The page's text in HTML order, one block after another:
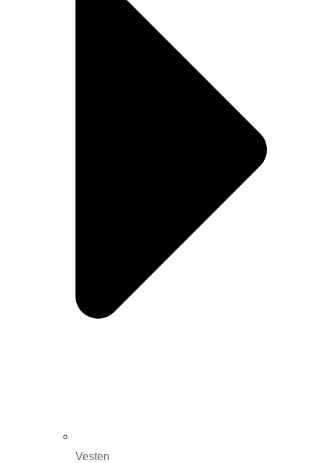
Vesten